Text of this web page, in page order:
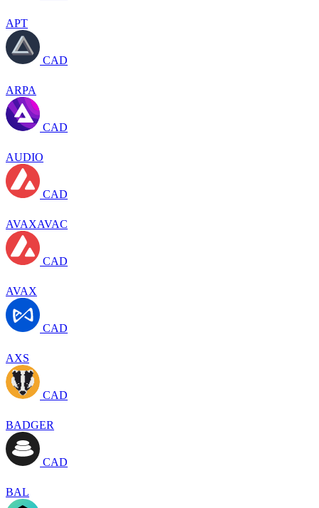
APT
CAD
ARPA
CAD
AUDIO
CAD
AVAXAVAC
CAD
AVAX
CAD
AXS
CAD
BADGER
CAD
BAL